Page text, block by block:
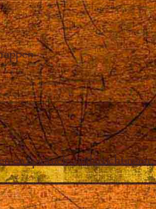
en spirituele onderrichtingen